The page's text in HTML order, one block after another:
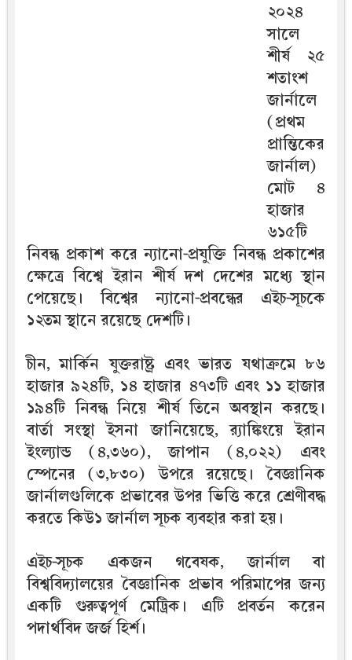
২০২৪
সালে
শীর্ষ ২৫
শতাংশ
জার্নালে
(প্রথম
প্রান্তিকের
জার্নাল)
মোট ৪
হাজার
৬১৫টি
নিবন্ধ প্রকাশ করে ন্যানো-প্রযুক্তি নিবন্ধ প্রকাশের
ক্ষেত্রে বিশ্বে ইরান শীর্ষ দশ দেশের মধ্যে স্থান
পেয়েছে। বিশ্বের ন্যানো-প্রবন্ধের এইচ-সূচকে
১২তম স্থানে রয়েছে দেশটি।
চীন, মার্কিন যুক্তরাষ্ট্র এবং ভারত যথাক্রমে ৮৬
হাজার ৯২৪টি, ১৪ হাজার ৪৭৩টি এবং ১১ হাজার
১৯৪টি নিবন্ধ নিয়ে শীর্ষ তিনে অবস্থান করছে।
বার্তা সংস্থা ইসনা জানিয়েছে, র‌্যাঙ্কিংয়ে ইরান
ইংল্যান্ড (৪,৩৬০), জাপান (৪,০২২) এবং
স্পেনের (৩,৮৩০) উপরে রয়েছে। বৈজ্ঞানিক
জার্নালগুলিকে প্রভাবের উপর ভিত্তি করে শ্রেণীবদ্ধ
করতে কিউ১ জার্নাল সূচক ব্যবহার করা হয়।
এইচ-সূচক একজন গবেষক, জার্নাল বা
বিশ্ববিদ্যালয়ের বৈজ্ঞানিক প্রভাব পরিমাপের জন্য
একটি গুরুত্বপূর্ণ মেট্রিক। এটি প্রবর্তন করেন
পদার্থবিদ জর্জ হির্শ।